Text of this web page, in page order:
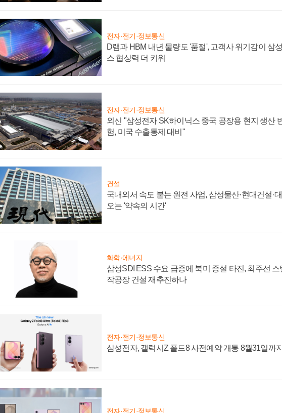
전자·전기·정보통신
D램과 HBM 내년 물량도 '품절', 고객사 위기감이 삼
스 협상력 더 키워
전자·전기·정보통신
외신 "삼성전자 SK하이닉스 중국 공장용 현지 생산
험, 미국 수출통제 대비"
건설
국내외서 속도 붙는 원전 사업, 삼성물산·현대건설·
오는 '약속의 시간'
화학·에너지
삼성SDI ESS 수요 급증에 북미 증설 타진, 최주선 스
작공장 건설 재추진하나
전자·전기·정보통신
삼성전자, 갤럭시Z 폴드8 사전예약 개통 8월31일까
전자·전기·정보통신